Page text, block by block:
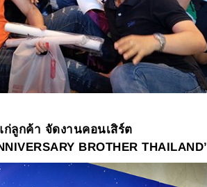
ลูกค้า จัดงานคอนเสิร์ต
BROTHER THAILAND’